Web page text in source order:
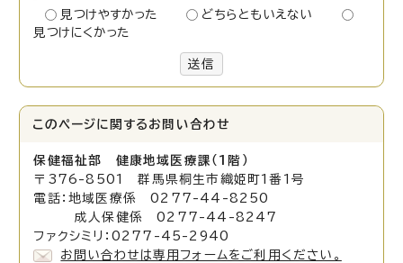
見つけやすかった
どちらともいえない
見つけにくかった
送信
このページに関する お問い合わせ
保健福祉部 健康地域医療課（1階）
〒376-8501 群馬県桐生市織姫町1番1号
電話：地域医療係 0277-44-8250
成人保健係 0277-44-8247
ファクシミリ：0277-45-2940
お問い合わせは専用フォームをご利用ください。